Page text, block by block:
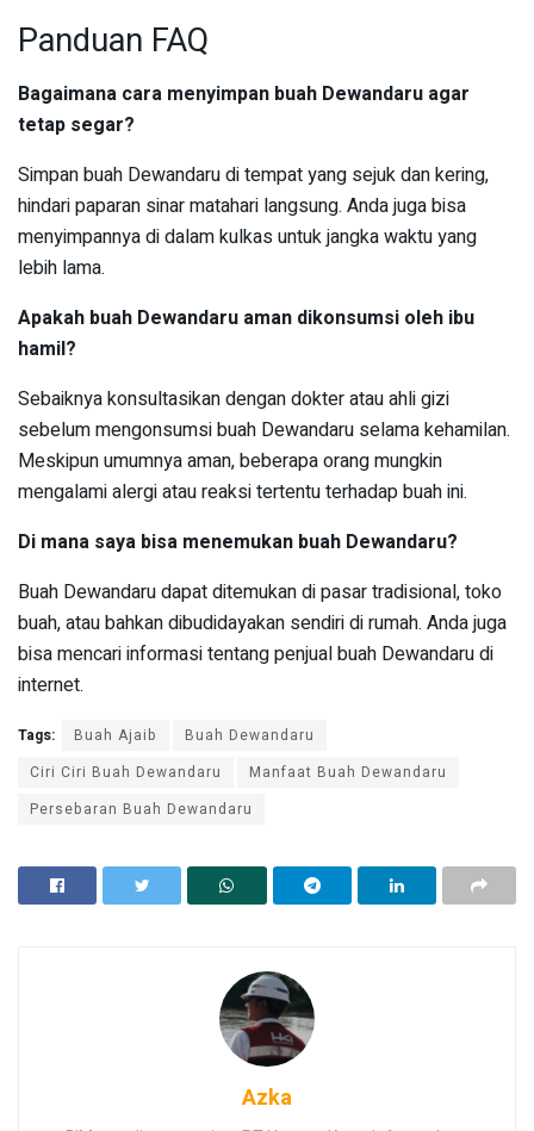
Panduan FAQ
Bagaimana cara menyimpan buah Dewandaru agar
tetap segar?
Simpan buah Dewandaru di tempat yang sejuk dan kering,
hindari paparan sinar matahari langsung. Anda juga bisa
menyimpannya di dalam kulkas untuk jangka waktu yang
lebih lama.
Apakah buah Dewandaru aman dikonsumsi oleh ibu
hamil?
Sebaiknya konsultasikan dengan dokter atau ahli gizi
sebelum mengonsumsi buah Dewandaru selama kehamilan.
Meskipun umumnya aman, beberapa orang mungkin
mengalami alergi atau reaksi tertentu terhadap buah ini.
Di mana saya bisa menemukan buah Dewandaru?
Buah Dewandaru dapat ditemukan di pasar tradisional, toko
buah, atau bahkan dibudidayakan sendiri di rumah. Anda juga
bisa mencari informasi tentang penjual buah Dewandaru di
internet.
Tags: Buah Ajaib
Buah Dewandaru
Ciri Ciri Buah Dewandaru
Manfaat Buah Dewandaru
Persebaran Buah Dewandaru
Azka